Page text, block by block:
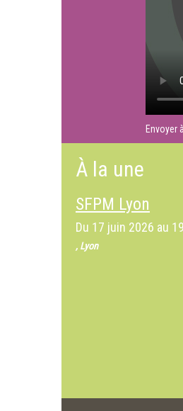
Envoyer
À la une
SFPM Lyon
Du 17 juin 2026 au
, Lyon